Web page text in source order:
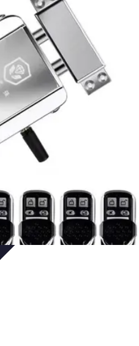
Consejos y
Consejos